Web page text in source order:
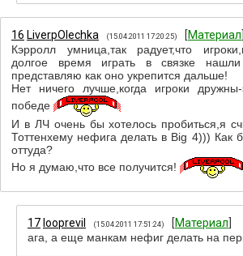
16 LiverpOlechka (15.04.2011 17:20:25) [Материал
Кэрролл умница,так радует,что
долгое время играть в связке нашли
представляю как оно укрепится дальше!
Нет ничего лучше,когда игроки
победе
И в ЛЧ очень бы хотелось пробиться,я
Тоттенхему нефига делать в Big 4))) Как
оттуда?
Но я думаю,что все получится!
17 looprevil (15.04.2011 17:51:24) [Материал
ага, а еще манкам нефиг делать на